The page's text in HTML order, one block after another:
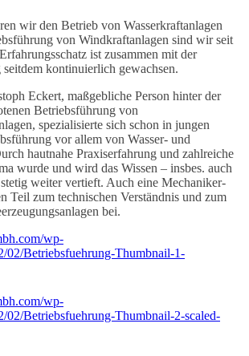
wir den Betrieb von Wasserkraftanlagen
von Windkraftanlagen sind wir seit
ist zusammen mit der
kontinuierlich gewachsen.
Eckert, maßgebliche Person hinter der
Betriebsführung von
spezialisierte sich schon in jungen
vor allem von Wasser- und
hautnahe Praxiserfahrung und zahlreiche
wurde und wird das Wissen – insbes. auch
weiter vertieft. Auch eine Mechaniker-
Teil zum technischen Verständnis und zum
bei.